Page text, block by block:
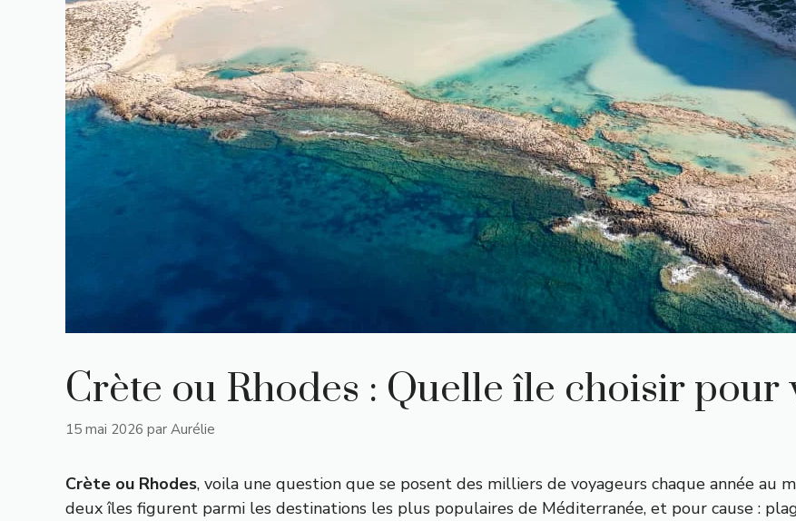
Crète ou Rhodes : Quelle île choisir pour
15 mai 2026 par Aurélie
Crète ou Rhodes, voila une question que se posent des milliers de voyageurs chaque année au
deux îles figurent parmi les destinations les plus populaires de Méditerranée, et pour cause :